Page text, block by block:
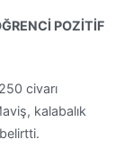
POZİTİF
civarı
kalabalık